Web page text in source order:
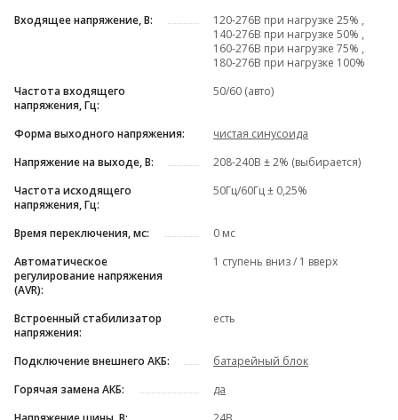
Входящее напряжение, В:
120-276В при нагрузке 25% ,
140-276В при нагрузке 50% ,
160-276В при нагрузке 75% ,
180-276В при нагрузке 100%
Частота входящего
напряжения, Гц:
50/60 (авто)
Форма выходного напряжения:
чистая синусоида
Напряжение на выходе, В:
208-240В ± 2% (выбирается)
Частота исходящего
напряжения, Гц:
50Гц/60Гц ± 0,25%
Время переключения, мс:
0 мс
Автоматическое
регулирование напряжения
(AVR):
1 ступень вниз / 1 вверх
Встроенный стабилизатор
напряжения:
есть
Подключение внешнего АКБ:
батарейный блок
Горячая замена АКБ:
да